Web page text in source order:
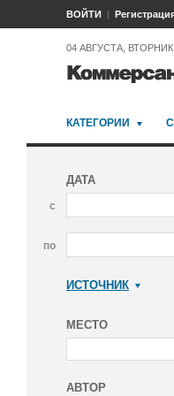
ВОЙТИ
04 АВГУСТА, ВТОРНИК
КАТЕГОРИИ
ДАТА
с
по
ИСТОЧНИК
МЕСТО
АВТОР